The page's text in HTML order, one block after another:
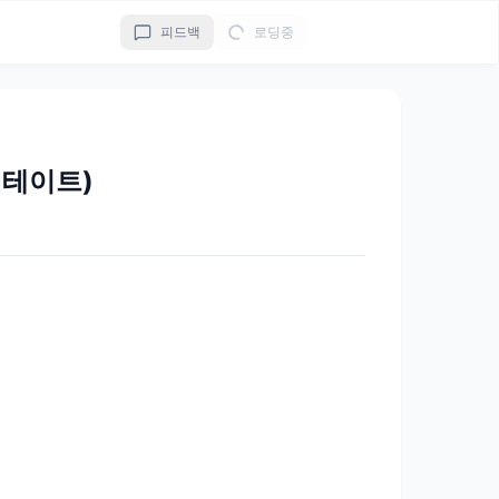
피드백 로딩중
이트)